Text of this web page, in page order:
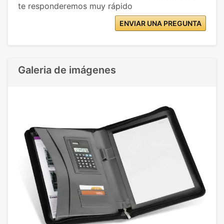
te responderemos muy rápido
ENVIAR UNA PREGUNTA
Galeria de imágenes